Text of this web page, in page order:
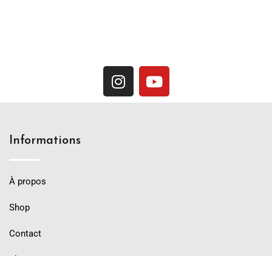
Informations
À propos
Shop
Contact